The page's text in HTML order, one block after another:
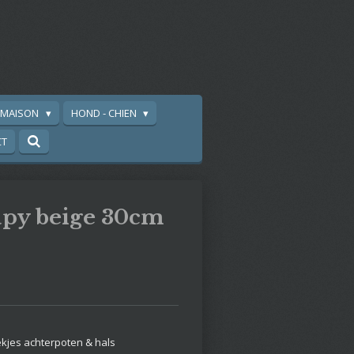
HOND - CHIEN
beige 30cm
achterpoten & hals